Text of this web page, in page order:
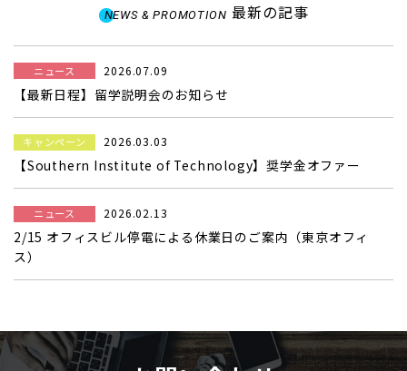
NEWS & PROMOTION 最新の記事
ニュース 2026.07.09
【最新日程】留学説明会のお知らせ
キャンペーン 2026.03.03
【Southern Institute of Technology】奨学金オファー
ニュース 2026.02.13
2/15 オフィスビル停電による休業日のご案内（東京オフィ
ス）